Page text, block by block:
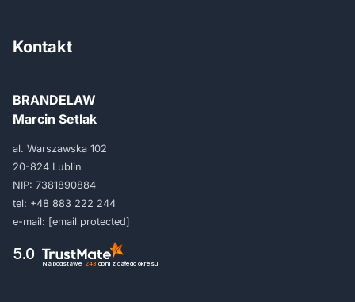
Kontakt
BRANDELAW
Marcin Setlak
al. Warszawska 102
20-824 Lublin
NIP: 7381890884
tel: +48 883 222 244
e-mail: [email protected]
5.0
Na podstawie 243 opinii z całego okresu